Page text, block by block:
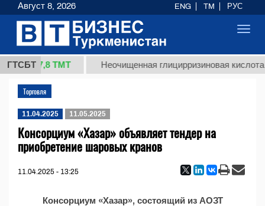
ГТСБТ
(кг.) 37,8 ТМТ Неочищенная глицирризиновая кислота
Торговля
11.04.2025 11.05.2025
Консорциум «Хазар» объявляет тендер на
приобретение шаровых кранов
11.04.2025 - 13:25
Консорциум «Хазар», состоящий из АОЗТ
Август 8, 2026 ENG TM РУС